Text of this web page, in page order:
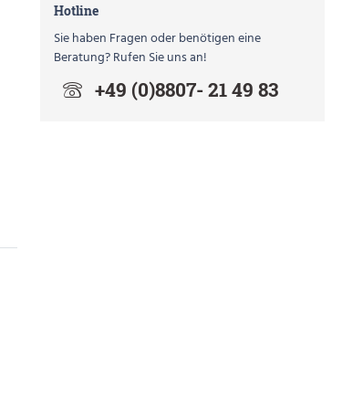
Hotline
Sie haben Fragen oder benötigen eine
Beratung? Rufen Sie uns an!
+49 (0)8807- 21 49 83